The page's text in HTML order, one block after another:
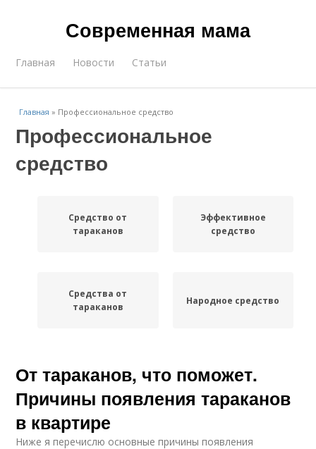
Современная мама
Главная Новости Статьи
Главная » Профессиональное средство
Профессиональное
средство
Средство от
тараканов
Эффективное
средство
Средства от
тараканов
Народное средство
От тараканов, что поможет.
Причины появления тараканов
в квартире
Ниже я перечислю основные причины появления